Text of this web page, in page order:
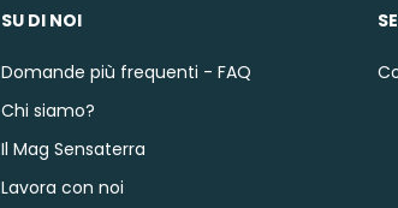
SU DI NOI
Domande più frequenti - FAQ
Chi siamo?
Il Mag Sensaterra
Lavora con noi